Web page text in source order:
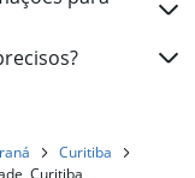
Curitiba
Curitiba